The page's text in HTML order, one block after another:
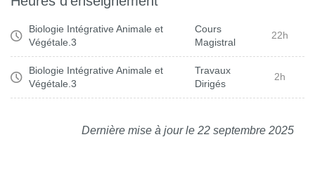
Biologie Intégrative Animale et
Végétale.3
Cours
Magistral
22h
Biologie Intégrative Animale et
Végétale.3
Travaux
Dirigés
2h
Dernière mise à jour le 22 septembre 2025